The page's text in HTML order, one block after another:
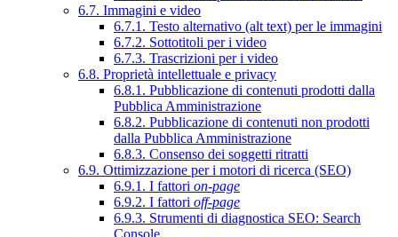
6.7. Immagini e video
6.7.1. Testo alternativo (alt text) per le immagini
6.7.2. Sottotitoli per i video
6.7.3. Trascrizioni per i video
6.8. Proprietà intellettuale e privacy
6.8.1. Pubblicazione di contenuti prodotti dalla
Pubblica Amministrazione
6.8.2. Pubblicazione di contenuti non prodotti
dalla Pubblica Amministrazione
6.8.3. Consenso dei soggetti ritratti
6.9. Ottimizzazione per i motori di ricerca (SEO)
6.9.1. I fattori on-page
6.9.2. I fattori off-page
6.9.3. Strumenti di diagnostica SEO: Search
Console